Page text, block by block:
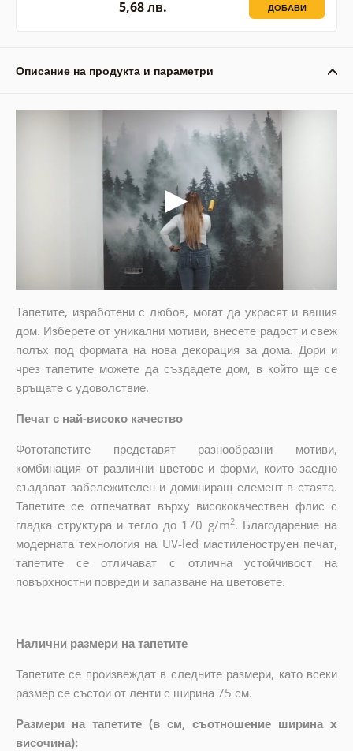
5,68 лв. ДОБАВИ
Описание на продукта и параметри
Тапетите, изработени с любов, могат да украсят и вашия
дом. Изберете от уникални мотиви, внесете радост и свеж
полъх под формата на нова декорация за дома. Дори и
чрез тапетите можете да създадете дом, в който ще се
връщате с удоволствие.
Печат с най-високо качество
Фототапетите представят разнообразни мотиви,
комбинация от различни цветове и форми, които заедно
създават забележителен и доминиращ елемент в стаята.
Тапетите се отпечатват върху висококачествен флис с
гладка структура и тегло до 170 g/m2. Благодарение на
модерната технология на UV-led мастиленоструен печат,
тапетите се отличават с отлична устойчивост на
повърхностни повреди и запазване на цветовете.
Налични размери на тапетите
Тапетите се произвеждат в следните размери, като всеки
размер се състои от ленти с ширина 75 см.
Размери на тапетите (в см, съотношение ширина x
височина):